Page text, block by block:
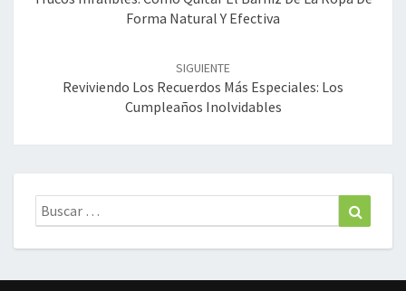
Forma Natural Y Efectiva
SIGUIENTE
Reviviendo Los Recuerdos Más Especiales: Los
Cumpleaños Inolvidables
Buscar: